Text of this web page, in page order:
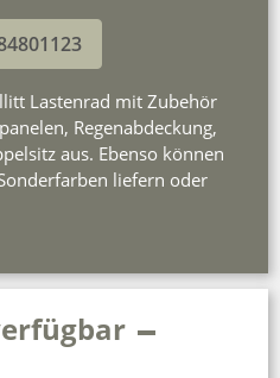
Lastenrad mit Zubehör
Regenabdeckung,
aus. Ebenso können
liefern oder